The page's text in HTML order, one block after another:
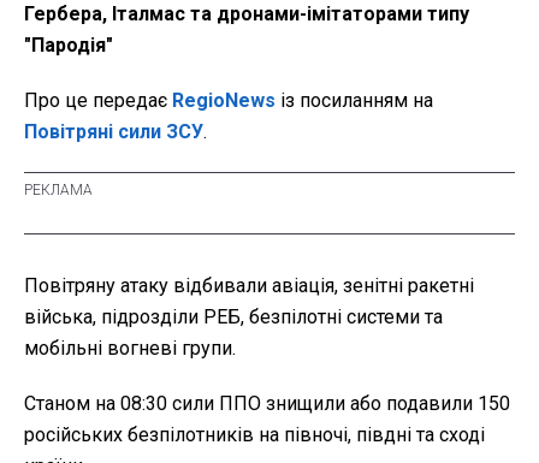
Гербера, Італмас та дронами-імітаторами типу
"Пародія"
Про це передає RegioNews із посиланням на
Повітряні сили ЗСУ.
Повітряну атаку відбивали авіація, зенітні ракетні
війська, підрозділи РЕБ, безпілотні системи та
мобільні вогневі групи.
Станом на 08:30 сили ППО знищили або подавили 150
російських безпілотників на півночі, півдні та сході